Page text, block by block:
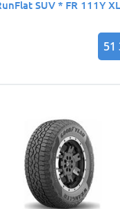
SUV * FR 111Y XL
51